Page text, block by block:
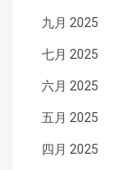
九月 2025
七月 2025
六月 2025
五月 2025
四月 2025